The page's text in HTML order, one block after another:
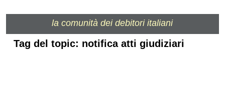
la comunità dei debitori italiani
Tag del topic: notifica atti giudiziari